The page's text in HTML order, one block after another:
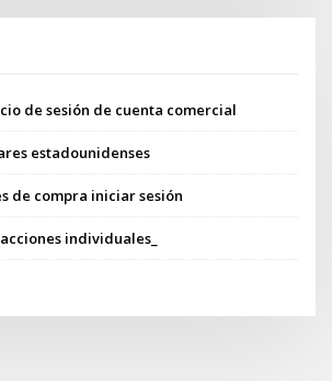
de sesión de cuenta comercial
estadounidenses
de compra iniciar sesión
individuales_